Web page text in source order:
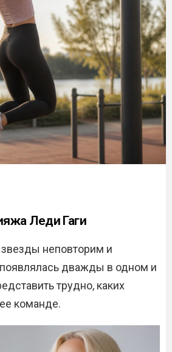
Леди Гаги
неповторим и
дважды в одном и
трудно, каких
команде.